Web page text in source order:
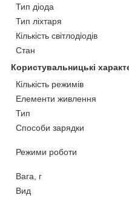
Тип діода
Тип ліхтаря
Кількість світлодіодів
Стан
Користувальницькі
Кількість режимів
Елементи живлення
Тип
Способи зарядки
Режими роботи
Вага, г
Вид